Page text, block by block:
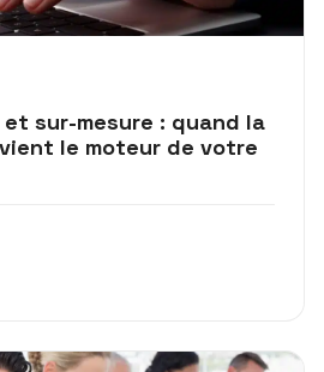
sur-mesure : quand la
le moteur de votre